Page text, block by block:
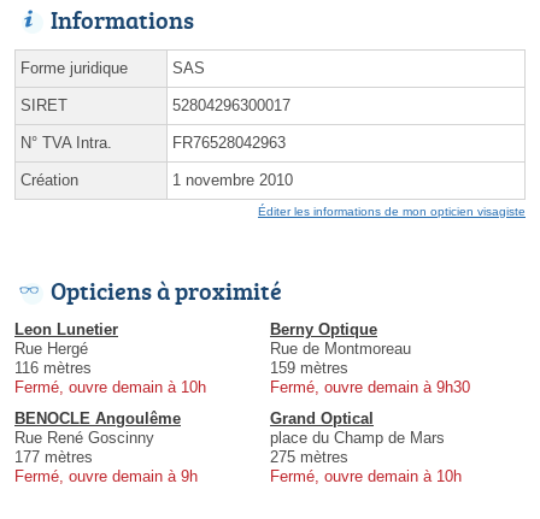
Informations
Forme juridique SAS
SIRET 52804296300017
N° TVA Intra. FR76528042963
Création 1 novembre 2010
Éditer les informations de mon opticien visagiste
Opticiens à proximité
Leon Lunetier
Rue Hergé
116 mètres
Fermé, ouvre demain à 10h
Berny Optique
Rue de Montmoreau
159 mètres
Fermé, ouvre demain à 9h30
BENOCLE Angoulême
Rue René Goscinny
177 mètres
Fermé, ouvre demain à 9h
Grand Optical
place du Champ de Mars
275 mètres
Fermé, ouvre demain à 10h